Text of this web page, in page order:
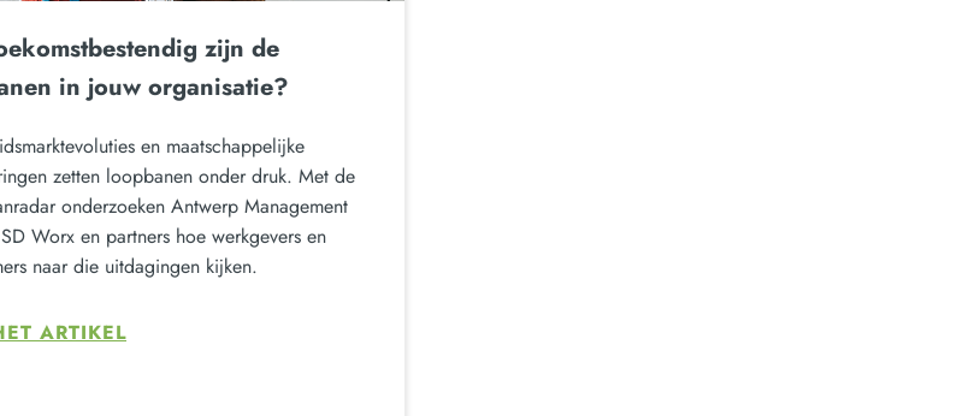
zijn de
in jouw organisatie?
en maatschappelijke
zetten loopbanen onder druk. Met de
onderzoeken Antwerp Management
Worx en partners hoe werkgevers en
naar die uitdagingen kijken.
ARTIKEL